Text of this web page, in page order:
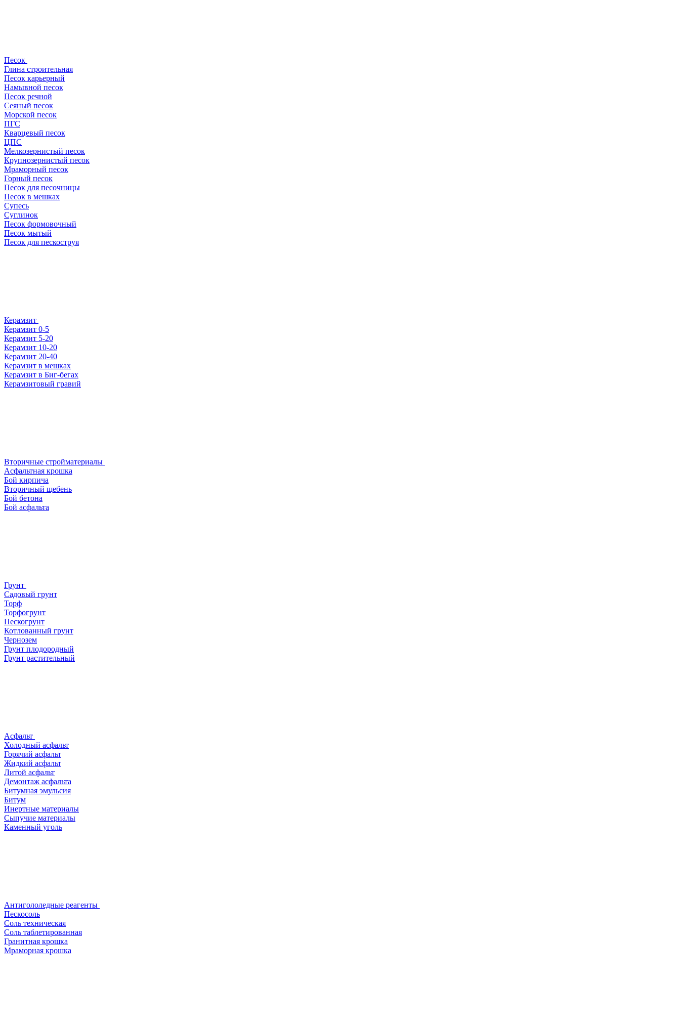
Песок
Глина строительная
Песок карьерный
Намывной песок
Песок речной
Сеяный песок
Морской песок
ПГС
Кварцевый песок
ЦПС
Мелкозернистый песок
Крупнозернистый песок
Мраморный песок
Горный песок
Песок для песочницы
Песок в мешках
Супесь
Суглинок
Песок формовочный
Песок мытый
Песок для пескоструя
Керамзит
Керамзит 0-5
Керамзит 5-20
Керамзит 10-20
Керамзит 20-40
Керамзит в мешках
Керамзит в Биг-бегах
Керамзитовый гравий
Вторичные стройматериалы
Асфальтная крошка
Бой кирпича
Вторичный щебень
Бой бетона
Бой асфальта
Грунт
Садовый грунт
Торф
Торфогрунт
Пескогрунт
Котлованный грунт
Чернозем
Грунт плодородный
Грунт растительный
Асфальт
Холодный асфальт
Горячий асфальт
Жидкий асфальт
Литой асфальт
Демонтаж асфальта
Битумная эмульсия
Битум
Инертные материалы
Сыпучие материалы
Каменный уголь
Антигололедные реагенты
Пескосоль
Соль техническая
Соль таблетированная
Гранитная крошка
Мраморная крошка